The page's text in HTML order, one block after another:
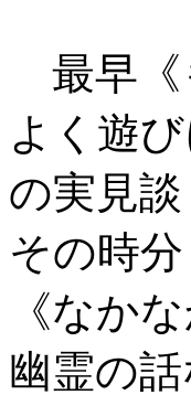
最早《
よく遊
の実見
その時
《なか
幽霊の